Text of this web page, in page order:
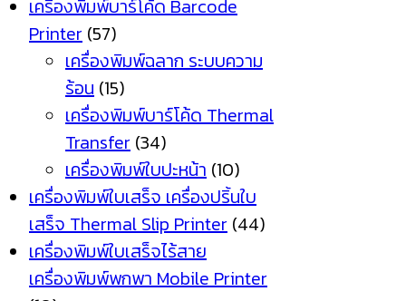
เครื่องพิมพ์บาร์โค้ด Barcode
Printer (57)
เครื่องพิมพ์ฉลาก ระบบความ
ร้อน (15)
เครื่องพิมพ์บาร์โค้ด Thermal
Transfer (34)
เครื่องพิมพ์ใบปะหน้า (10)
เครื่องพิมพ์ใบเสร็จ เครื่องปริ้นใบ
เสร็จ Thermal Slip Printer (44)
เครื่องพิมพ์ใบเสร็จไร้สาย
เครื่องพิมพ์พกพา Mobile Printer